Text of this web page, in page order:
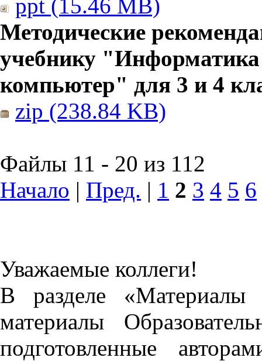
ppt (15.46 MB)
Методические
учебнику
компьютер" для 3 и 4
zip (238.84 KB)
Файлы 11 - 20 из 112
Начало | Пред. | 1 2 3 4 5 6
Уважаемые коллеги!
В разделе «Материалы
материалы
подготовленные